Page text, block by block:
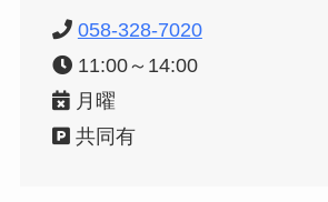
058-328-7020
11:00～14:00
月曜
共同有